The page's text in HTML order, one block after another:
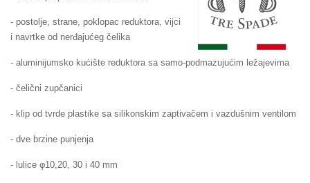
- postolje, strane, poklopac reduktora, vijci
i navrtke od nerđajućeg čelika
- aluminijumsko kućište reduktora sa samo-podmazujućim ležajevima
- čelični zupčanici
- klip od tvrde plastike sa silikonskim zaptivačem i vazdušnim ventilom
- dve brzine punjenja
- lulice φ10,20, 30 i 40 mm